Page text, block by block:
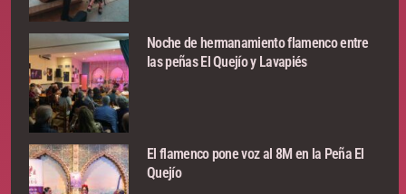
Noche de hermanamiento flamenco entre
las peñas El Quejío y Lavapiés
El flamenco pone voz al 8M en la Peña El
Quejío